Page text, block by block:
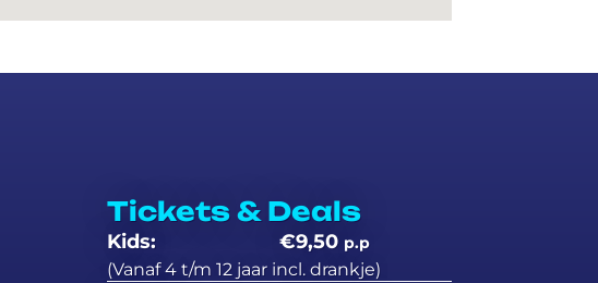
Tickets & Deals
Kids: €9,50 p.p
(Vanaf 4 t/m 12 jaar incl. drankje)